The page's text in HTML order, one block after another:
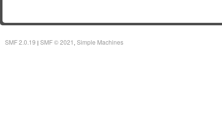
SMF 2.0.19 | SMF © 2021 Simple Machines